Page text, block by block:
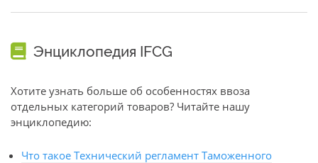
Энциклопедия IFCG
Хотите узнать больше об особенностях ввоза
отдельных категорий товаров? Читайте нашу
энциклопедию:
Что такое Технический регламент Таможенного